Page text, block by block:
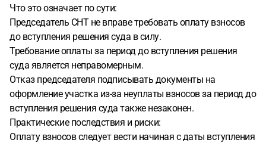
Что это означает по сути:
Председатель СНТ не вправе требовать оплату взносов
до вступления решения суда в силу.
Требование оплаты за период до вступления решения
суда является неправомерным.
Отказ председателя подписывать документы на
оформление участка из-за неуплаты взносов за период до
вступления решения суда также незаконен.
Практические последствия и риски:
Оплату взносов следует вести начиная с даты вступления